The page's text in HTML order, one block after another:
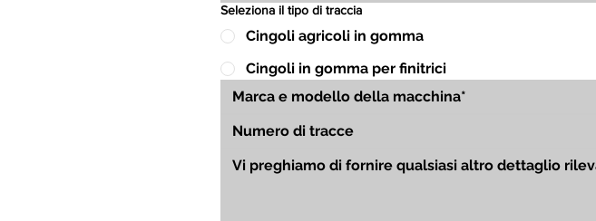
Seleziona il tipo di traccia
Cingoli agricoli in gomma
Cingoli in gomma per finitrici